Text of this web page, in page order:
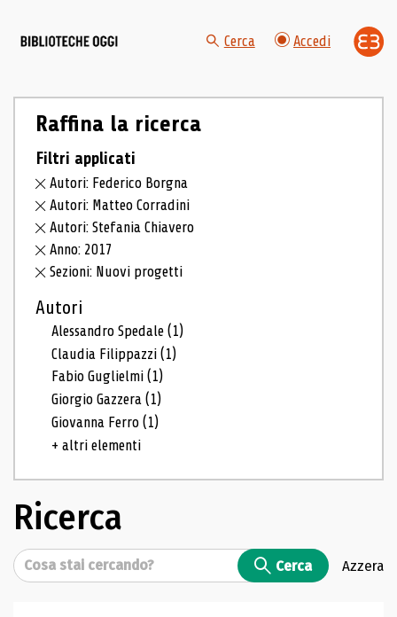
Cerca Accedi
Raffina la ricerca
Filtri applicati
Autori: Federico Borgna
Autori: Matteo Corradini
Autori: Stefania Chiavero
Anno: 2017
Sezioni: Nuovi progetti
Autori
Alessandro Spedale(1)
Claudia Filippazzi(1)
Fabio Guglielmi(1)
Giorgio Gazzera(1)
Giovanna Ferro(1)
+ altri elementi
Ricerca
Cerca Cerca Azzera